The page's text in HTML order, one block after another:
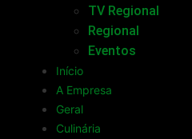
TV Regional
Regional
Eventos
Início
A Empresa
Geral
Culinária